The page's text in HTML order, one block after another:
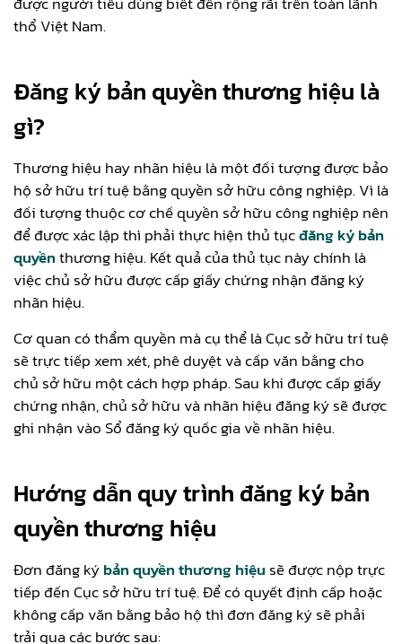
thổ Việt Nam.
Đăng ký bản quyền thương hiệu là
gì?
Thương hiệu hay nhãn hiệu là một đối tượng được bảo
hộ sở hữu trí tuệ bằng quyền sở hữu công nghiệp. Vì là
đối tượng thuộc cơ chế quyền sở hữu công nghiệp nên
để được xác lập thì phải thực hiện thủ tụcđăng ký bản
quyềnthương hiệu. Kết quả của thủ tục này chính là
việc chủ sở hữu được cấp giấy chứng nhận đăng ký
nhãn hiệu.
Cơ quan có thẩm quyền mà cụ thể là Cục sở hữu trí tuệ
sẽ trực tiếp xem xét, phê duyệt và cấp văn bằng cho
chủ sở hữu một cách hợp pháp. Sau khi được cấp giấy
chứng nhận, chủ sở hữu và nhãn hiệu đăng ký sẽ được
ghi nhận vào Sổ đăng ký quốc gia về nhãn hiệu.
Hướng dẫn quy trình đăng ký bản
quyền thương hiệu
Đơn đăng kýbản quyền thương hiệusẽ được nộp trực
tiếp đến Cục sở hữu trí tuệ. Để có quyết định cấp hoặc
không cấp văn bằng bảo hộ thì đơn đăng ký sẽ phải
trải qua các bước sau: